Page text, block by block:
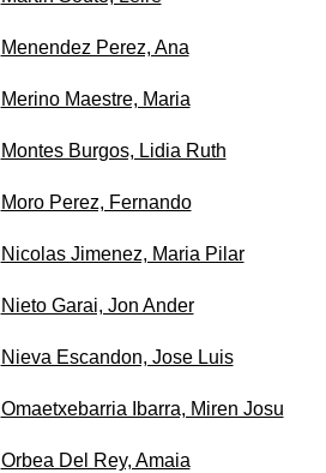
Menendez Perez, Ana
Merino Maestre, Maria
Montes Burgos, Lidia Ruth
Moro Perez, Fernando
Nicolas Jimenez, Maria Pilar
Nieto Garai, Jon Ander
Nieva Escandon, Jose Luis
Omaetxebarria Ibarra, Miren Josu
Orbea Del Rey, Amaia